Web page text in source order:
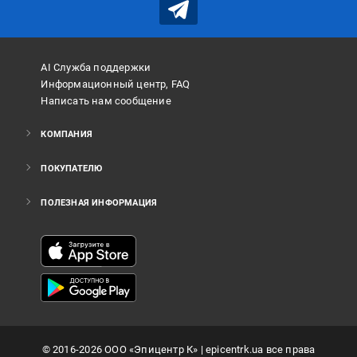
AI Служба поддержки
Информационный центр, FAQ
Написать нам сообщение
КОМПАНИЯ
ПОКУПАТЕЛЮ
ПОЛЕЗНАЯ ИНФОРМАЦИЯ
©2016-2026ООО «Эпицентр К» | epicentrk.ua все права